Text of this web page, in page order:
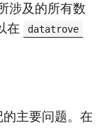
涉及的所有数
在 datatrove
主要问题。在